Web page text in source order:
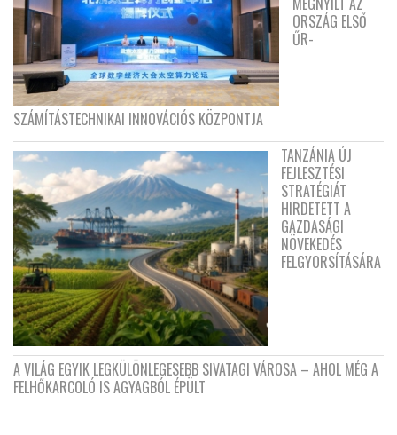
ORSZÁG ELSŐ
ŰR-
SZÁMÍTÁSTECHNIKAI INNOVÁCIÓS KÖZPONTJA
TANZÁNIA ÚJ
FEJLESZTÉSI
STRATÉGIÁT
HIRDETETT A
GAZDASÁGI
NÖVEKEDÉS
FELGYORSÍTÁSÁRA
A VILÁG EGYIK LEGKÜLÖNLEGESEBB SIVATAGI VÁROSA – AHOL MÉG A
FELHŐKARCOLÓ IS AGYAGBÓL ÉPÜLT